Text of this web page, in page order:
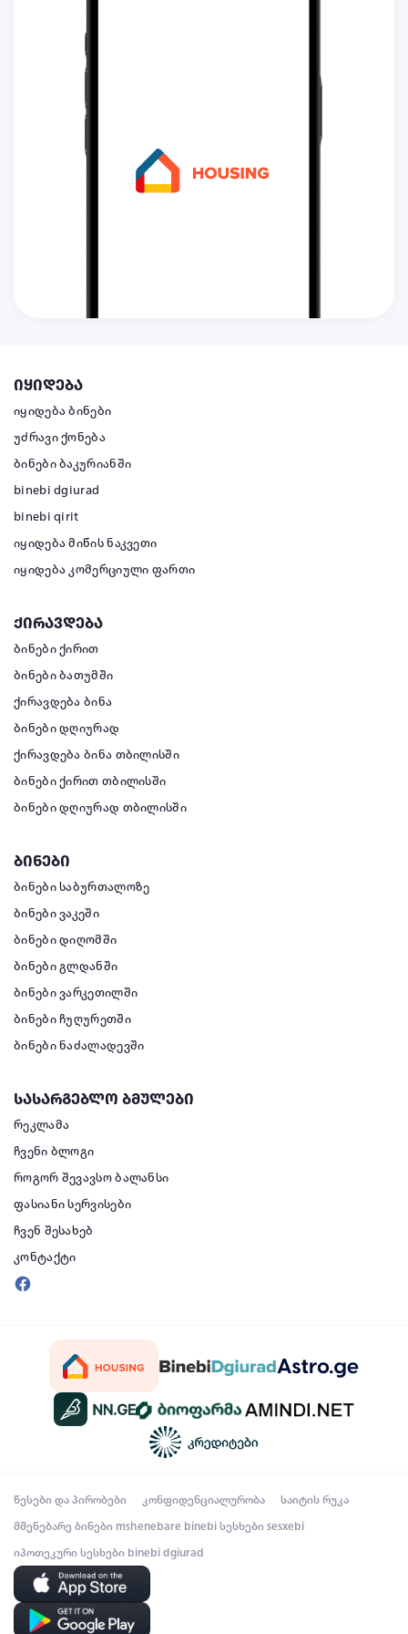
იყიდება
იყიდება ბინები
უძრავი ქონება
ბინები ბაკურიანში
binebi dgiurad
binebi qirit
იყიდება მიწის ნაკვეთი
იყიდება კომერციული ფართი
ქირავდება
ბინები ქირით
ბინები ბათუმში
ქირავდება ბინა
ბინები დღიურად
ქირავდება ბინა თბილისში
ბინები ქირით თბილისში
ბინები დღიურად თბილისში
ბინები
ბინები საბურთალოზე
ბინები ვაკეში
ბინები დიღომში
ბინები გლდანში
ბინები ვარკეთილში
ბინები ჩუღურეთში
ბინები ნაძალადევში
სასარგებლო ბმულები
რეკლამა
ჩვენი ბლოგი
როგორ შევავსო ბალანსი
ფასიანი სერვისები
ჩვენ შესახებ
კონტაქტი
წესები და პირობები კონფიდენციალურობა საიტის რუკა
მშენებარე ბინები mshenebare binebi სესხები sesxebi
იპოთეკური სესხები binebi dgiurad